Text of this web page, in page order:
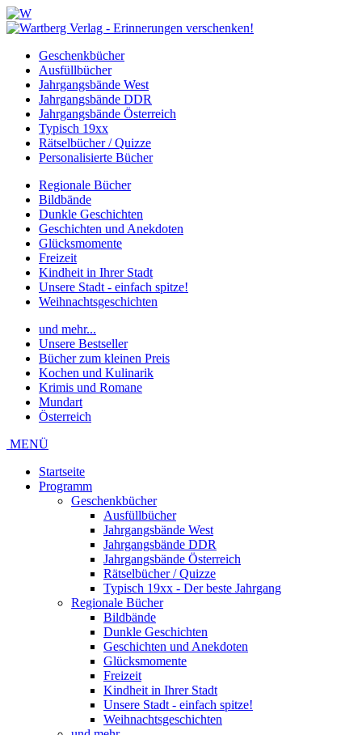
Geschenkbücher
Ausfüllbücher
Jahrgangsbände West
Jahrgangsbände DDR
Jahrgangsbände Österreich
Typisch 19xx
Rätselbücher / Quizze
Personalisierte Bücher
Regionale Bücher
Bildbände
Dunkle Geschichten
Geschichten und Anekdoten
Glücksmomente
Freizeit
Kindheit in Ihrer Stadt
Unsere Stadt - einfach spitze!
Weihnachtsgeschichten
und mehr...
Unsere Bestseller
Bücher zum kleinen Preis
Kochen und Kulinarik
Krimis und Romane
Mundart
Österreich
MENÜ
Startseite
Programm
Geschenkbücher
Ausfüllbücher
Jahrgangsbände West
Jahrgangsbände DDR
Jahrgangsbände Österreich
Rätselbücher / Quizze
Typisch 19xx - Der beste Jahrgang
Regionale Bücher
Bildbände
Dunkle Geschichten
Geschichten und Anekdoten
Glücksmomente
Freizeit
Kindheit in Ihrer Stadt
Unsere Stadt - einfach spitze!
Weihnachtsgeschichten